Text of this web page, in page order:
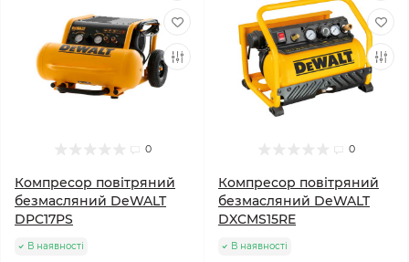
0
Компресор повітряний
безмасляний DeWALT
DPC17PS
В наявності
0
Компресор повітряний
безмасляний DeWALT
DXCMS15RE
В наявності